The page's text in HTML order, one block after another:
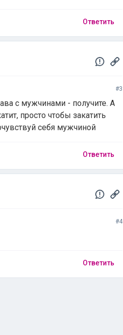
Ответить
#3
с мужчинами - получите. А
просто чтобы закатить
себя мужчиной
Ответить
#4
Ответить